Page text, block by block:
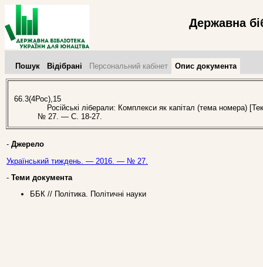
Державна
Пошук Відібрані Персональний кабінет Опис документа
66.3(4Рос),15
Російські ліберали: Комплекси як капітал (тема номера)
№ 27. — С. 18-27.
- Джерело
Український тиждень. — 2016. — № 27.
- Теми документа
ББК // Політика. Політичні науки